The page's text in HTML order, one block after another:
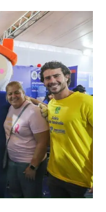
w
it
te
r
el
e
g
r
a
m
h
a
re